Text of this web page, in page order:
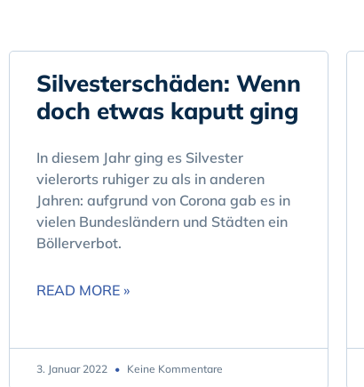
Silvesterschäden: Wenn
doch etwas kaputt ging
In diesem Jahr ging es Silvester
vielerorts ruhiger zu als in anderen
Jahren: aufgrund von Corona gab es in
vielen Bundesländern und Städten ein
Böllerverbot.
READ MORE »
3. Januar 2022 Keine Kommentare